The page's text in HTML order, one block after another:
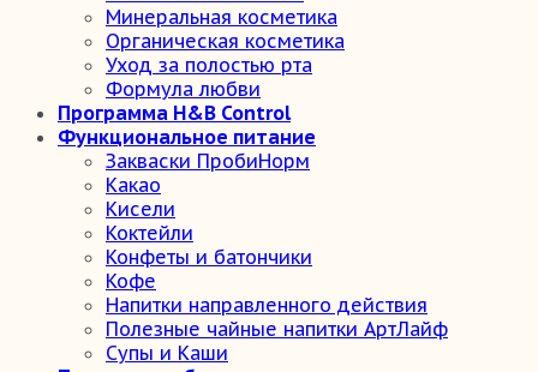
Минеральная косметика
Органическая косметика
Уход за полостью рта
Формула любви
Программа H&B Control
Функциональное питание
Закваски ПробиНорм
Какао
Кисели
Коктейли
Конфеты и батончики
Кофе
Напитки направленного действия
Полезные чайные напитки АртЛайф
Супы и Каши